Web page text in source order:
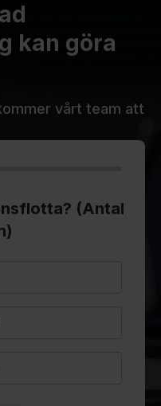
kan göra
vårt team att
(Antal